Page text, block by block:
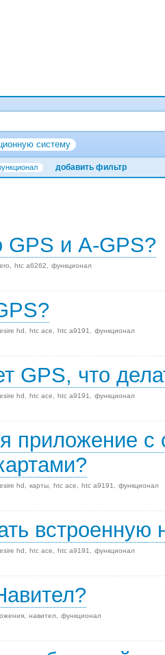
систему
добавить фильтр
GPS и A-GPS?
htc a6262 функционал
hd htc ace htc a9191 функционал
GPS, что
hd htc ace htc a9191 функционал
приложение
hd карты htc ace htc a9191 функционал
встроенную
hd htc ace htc a9191 функционал
навител функционал